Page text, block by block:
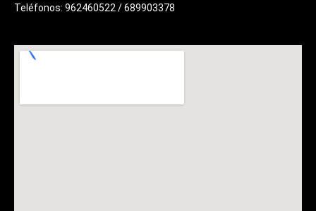
Teléfonos: 962460522 / 689903378